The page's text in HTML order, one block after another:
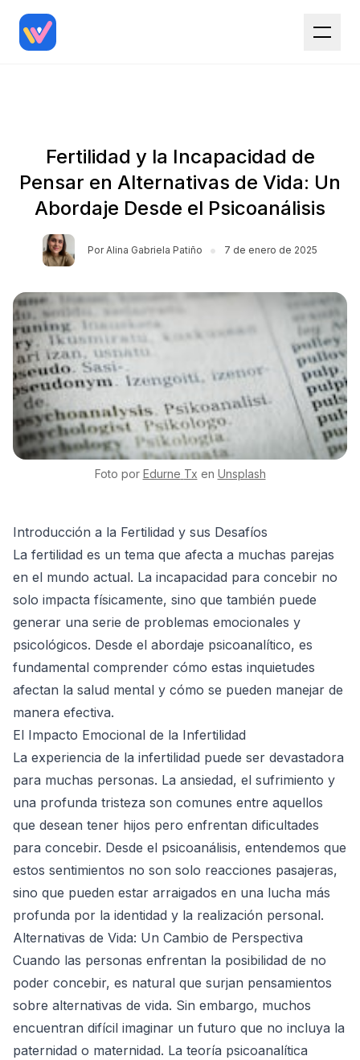
Fertilidad y la Incapacidad de
Pensar en Alternativas de Vida: Un
Abordaje Desde el Psicoanálisis
Por Alina Gabriela Patiño • 7 de enero de 2025
Foto por Edurne Tx en Unsplash
Introducción a la Fertilidad y sus Desafíos
La fertilidad es un tema que afecta a muchas parejas
en el mundo actual. La incapacidad para concebir no
solo impacta físicamente, sino que también puede
generar una serie de problemas emocionales y
psicológicos. Desde el abordaje psicoanalítico, es
fundamental comprender cómo estas inquietudes
afectan la salud mental y cómo se pueden manejar de
manera efectiva.
El Impacto Emocional de la Infertilidad
La experiencia de la infertilidad puede ser devastadora
para muchas personas. La ansiedad, el sufrimiento y
una profunda tristeza son comunes entre aquellos
que desean tener hijos pero enfrentan dificultades
para concebir. Desde el psicoanálisis, entendemos que
estos sentimientos no son solo reacciones pasajeras,
sino que pueden estar arraigados en una lucha más
profunda por la identidad y la realización personal.
Alternativas de Vida: Un Cambio de Perspectiva
Cuando las personas enfrentan la posibilidad de no
poder concebir, es natural que surjan pensamientos
sobre alternativas de vida. Sin embargo, muchos
encuentran difícil imaginar un futuro que no incluya la
paternidad o maternidad. La teoría psicoanalítica